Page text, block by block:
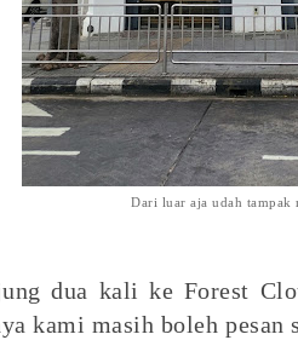
Dari luar aja udah tampak
dua kali ke Forest
kami masih boleh pesan